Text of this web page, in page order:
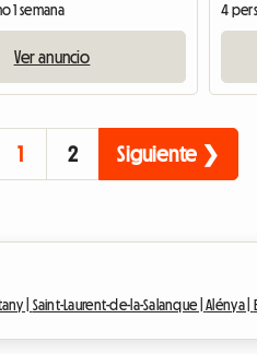
1 semana
Ver anuncio
4
1 2 Siguiente ❯
| Saint-Laurent-de-la-Salanque |Alénya |